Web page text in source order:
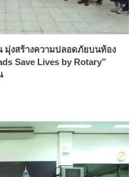
มุ่งสร้างความปลอดภัยบนท้อง
Save Lives by Rotary”